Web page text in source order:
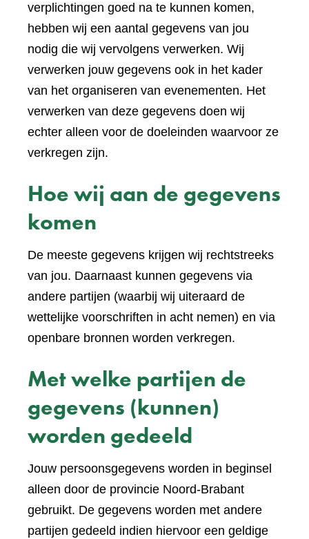
verplichtingen goed na te kunnen komen,
hebben wij een aantal gegevens van jou
nodig die wij vervolgens verwerken. Wij
verwerken jouw gegevens ook in het kader
van het organiseren van evenementen. Het
verwerken van deze gegevens doen wij
echter alleen voor de doeleinden waarvoor ze
verkregen zijn.
Hoe wij aan de gegevens
komen
De meeste gegevens krijgen wij rechtstreeks
van jou. Daarnaast kunnen gegevens via
andere partijen (waarbij wij uiteraard de
wettelijke voorschriften in acht nemen) en via
openbare bronnen worden verkregen.
Met welke partijen de
gegevens (kunnen)
worden gedeeld
Jouw persoonsgegevens worden in beginsel
alleen door de provincie Noord-Brabant
gebruikt. De gegevens worden met andere
partijen gedeeld indien hiervoor een geldige